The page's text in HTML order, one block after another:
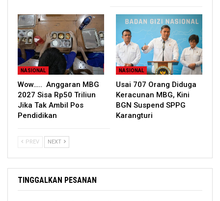
NASIONAL
Wow….. Anggaran MBG
2027 Sisa Rp50 Triliun
Jika Tak Ambil Pos
Pendidikan
NASIONAL
Usai 707 Orang Diduga
Keracunan MBG, Kini
BGN Suspend SPPG
Karangturi
PREV NEXT
TINGGALKAN PESANAN